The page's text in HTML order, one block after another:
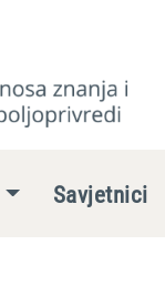
Savjetnici